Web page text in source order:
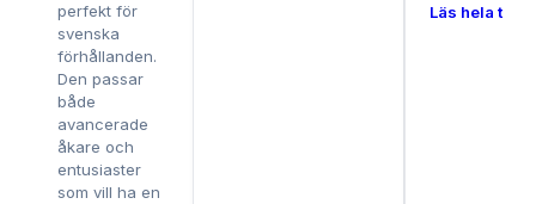
perfekt för
svenska
förhållanden.
Den passar
både
avancerade
åkare och
entusiaster
som vill ha en
Läs hela